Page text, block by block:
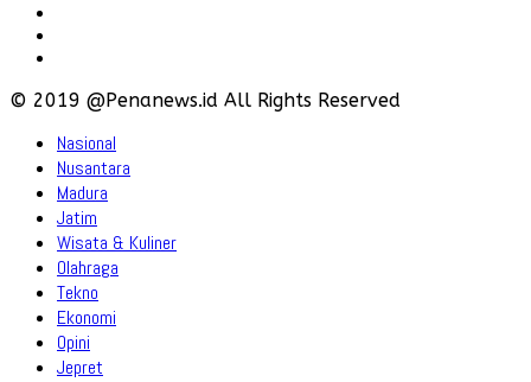
© 2019 @Penanews.id All Rights Reserved
Nasional
Nusantara
Madura
Jatim
Wisata & Kuliner
Olahraga
Tekno
Ekonomi
Opini
Jepret